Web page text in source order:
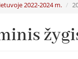
2022-2024 m.